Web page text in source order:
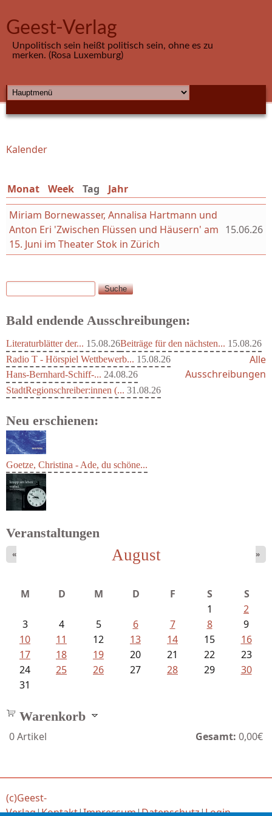
Geest-Verlag
Unpolitisch sein heißt politisch sein, ohne es zu
merken. (Rosa Luxemburg)
HAUPTMENÜ
Sie sind hier
Kalender
Monat Week Tag (aktiver Reiter)
Jahr
Miriam Bornewasser, Annalisa Hartmann und
Anton Eri 'Zwischen Flüssen und Häusern' am
15. Juni im Theater Stok in Zürich
15.06.26
Suchformular
Suche
Bald endende Ausschreibungen:
Literaturblätter der... 15.08.26Beiträge für den nächsten... 15.08.26
Radio T - Hörspiel Wettbewerb... 15.08.26
Hans-Bernhard-Schiff-... 24.08.26
StadtRegionschreiber:innen (... 31.08.26
Alle
Ausschreibungen
Neu erschienen:
Goetze, Christina - Ade, du schöne...
Schaffelhofer, Jörg - knapp am...
Veranstaltungen
August
« »
M D M D F S
S
1
2
3
4 5 6 7 8
9
10
11 12 13 14 15
16
17
18 19 20 21 22
23
24
25 26 27 28 29
30
31
Warenkorb
0Artikel Gesamt: 0,00€
(c)Geest-
Verlag|Kontakt|Impressum|Datenschutz|Login